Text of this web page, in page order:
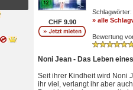
CHF 9.90
Schlagwörter:
» alle
Bewertung
Noni Jean - Das Leben
Seit ihrer Kindheit wird Noni
ihr viel, verlangt ihr aber